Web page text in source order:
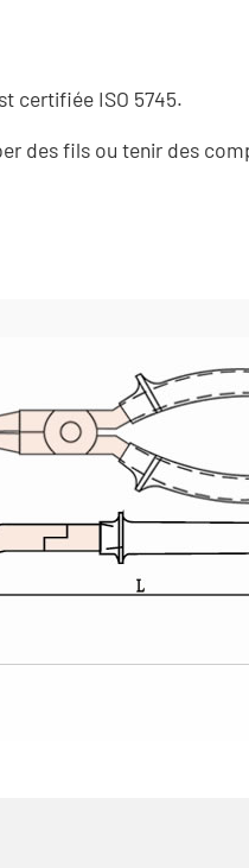
certifiée ISO 5745.
des fils ou tenir des